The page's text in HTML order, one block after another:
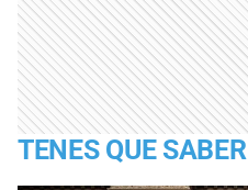
TENES QUE SABER